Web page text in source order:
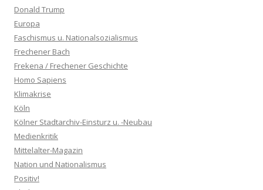
Donald Trump
Europa
Faschismus u. Nationalsozialismus
Frechener Bach
Frekena / Frechener Geschichte
Homo Sapiens
Klimakrise
Köln
Kölner Stadtarchiv-Einsturz u. -Neubau
Medienkritik
Mittelalter-Magazin
Nation und Nationalismus
Positiv!